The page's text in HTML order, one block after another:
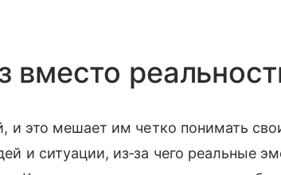
вместо
и это мешает им четко понимать
и ситуации, из‑за чего реальные